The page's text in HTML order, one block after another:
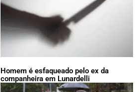
Homem é esfaqueado pelo ex da
companheira em Lunardelli